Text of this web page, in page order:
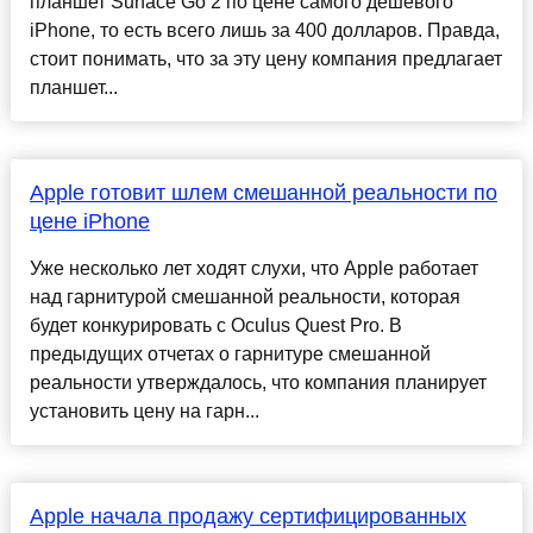
iPhone, то есть всего лишь за 400 долларов. Правда,
стоит понимать, что за эту цену компания предлагает
планшет...
Apple готовит шлем смешанной реальности по
цене iPhone
Уже несколько лет ходят слухи, что Apple работает
над гарнитурой смешанной реальности, которая
будет конкурировать с Oculus Quest Pro. В
предыдущих отчетах о гарнитуре смешанной
реальности утверждалось, что компания планирует
установить цену на гарн...
Apple начала продажу сертифицированных